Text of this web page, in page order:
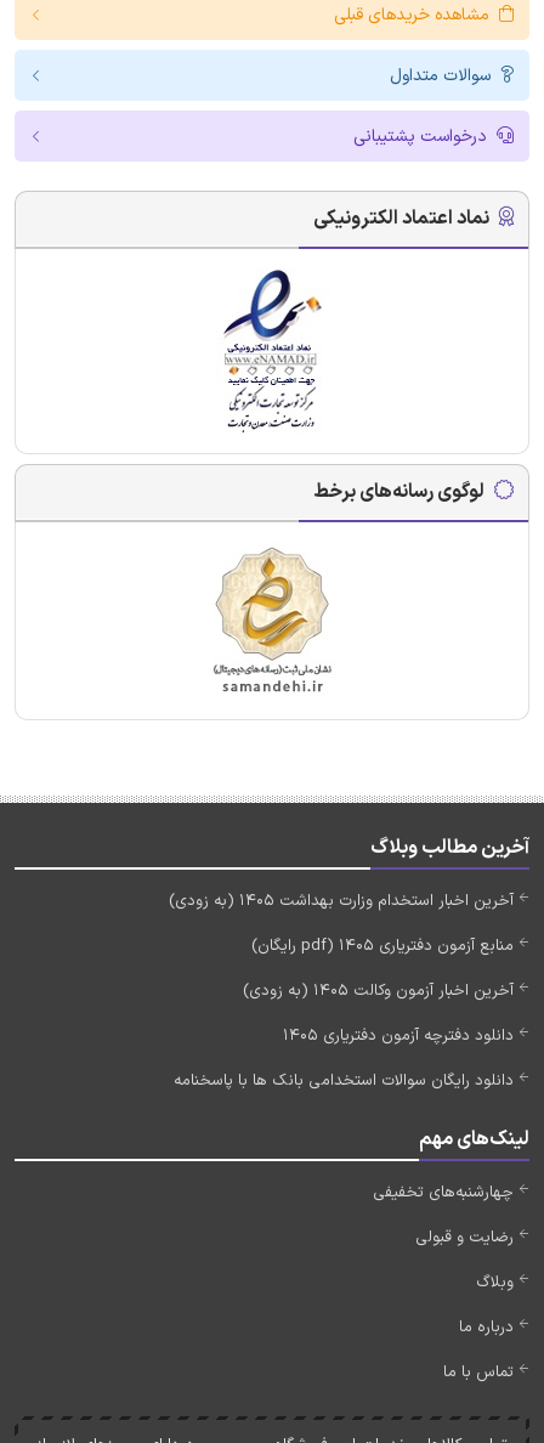
مشاهده خریدهای قبلی
سوالات متداول
درخواست پشتیبانی
نماد اعتماد الکترونیکی
لوگوی رسانه‌های برخط
آخرین مطالب وبلاگ
آخرین اخبار استخدام وزارت بهداشت 1405 (به زودی)
منابع آزمون دفتریاری 1405 (pdf رایگان)
آخرین اخبار آزمون وکالت 1405 (به زودی)
دانلود دفترچه آزمون دفتریاری 1405
دانلود رایگان سوالات استخدامی بانک ها با پاسخنامه
لینک‌های مهم
چهارشنبه‌های تخفیفی
رضایت و قبولی
وبلاگ
درباره ما
تماس با ما